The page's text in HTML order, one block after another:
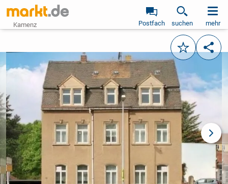
Kamenz Postfach suchen mehr
Merken
vorheriges Bild